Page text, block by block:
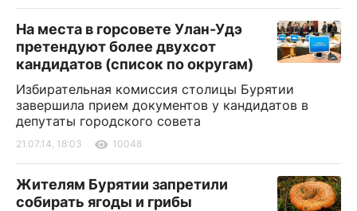
На места в горсовете Улан-Удэ
претендуют более двухсот
кандидатов (список по округам)
Избирательная комиссия столицы Бурятии
завершила прием документов у кандидатов в
депутаты городского совета
21.07.14, 18:03 10048
Жителям Бурятии запретили
собирать ягоды и грибы